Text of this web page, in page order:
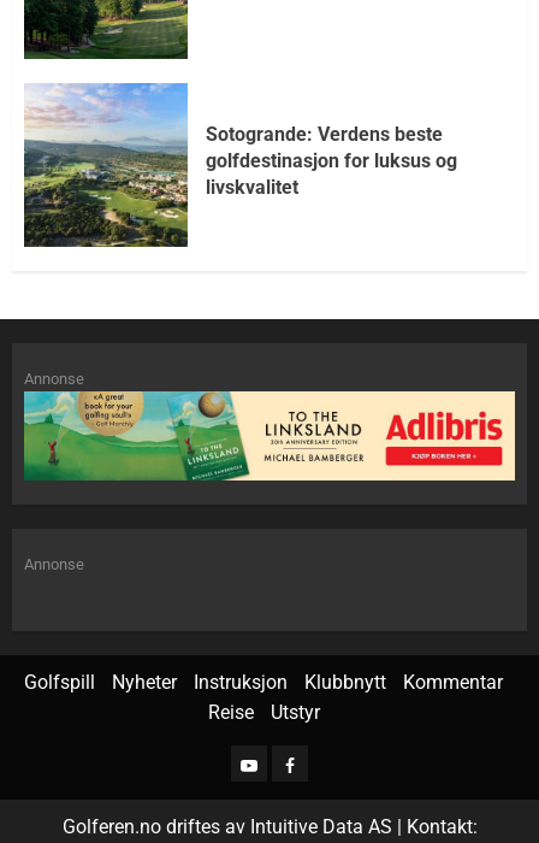
Sotogrande: Verdens beste
golfdestinasjon for luksus og
livskvalitet
Annonse
Annonse
Golfspill Nyheter Instruksjon Klubbnytt
Kommentar
Reise
Utstyr
Golferen.no driftes av Intuitive Data AS | Kontakt: